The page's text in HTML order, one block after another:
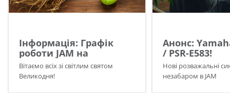
Інформація: Графік
роботи JAM на
Великдень 2026!
Вітаємо всіх зі світлим святом
Великодня!
Анонс:
/ PSR-E583!
Нові розважальні
незабаром в JAM